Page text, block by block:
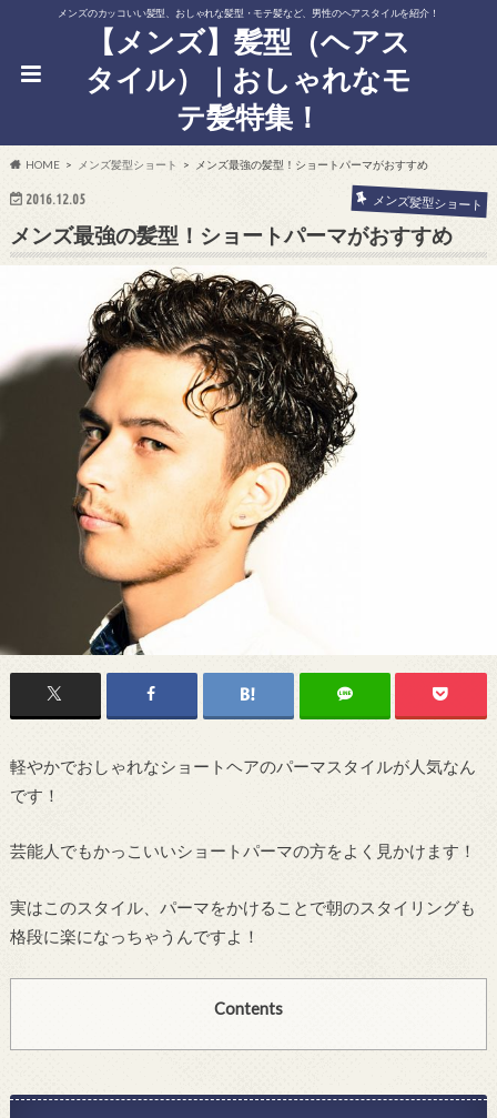
メンズのカッコいい髪型、おしゃれな髪型・モテ髪など、男性のヘアスタイルを紹介！
【メンズ】髪型（ヘアス
タイル）｜おしゃれなモ
テ髪特集！
HOME メンズ髪型ショート メンズ最強の髪型！ショートパーマがおすすめ
2016.12.05 メンズ髪型ショート
メンズ最強の髪型！ショートパーマがおすすめ
軽やかでおしゃれなショートヘアのパーマスタイルが人気なん
です！
芸能人でもかっこいいショートパーマの方をよく見かけます！
実はこのスタイル、パーマをかけることで朝のスタイリングも
格段に楽になっちゃうんですよ！
Contents